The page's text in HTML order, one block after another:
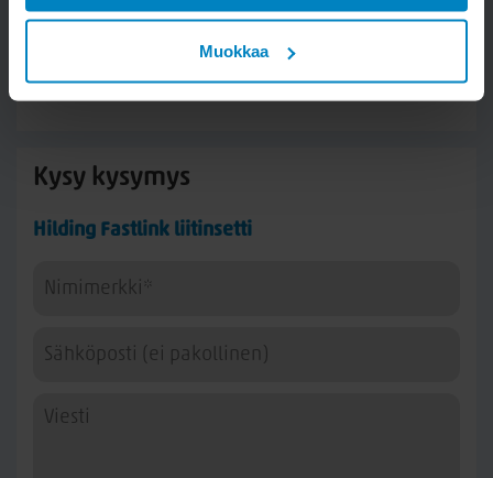
Muokkaa
Kysy kysymys
Hilding Fastlink liitinsetti